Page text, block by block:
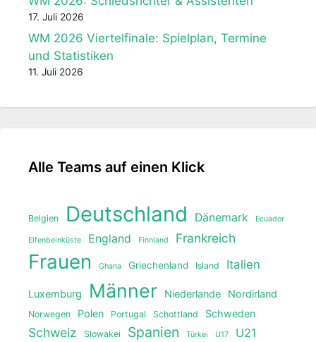
17. Juli 2026
WM 2026 Viertelfinale: Spielplan, Termine
und Statistiken
11. Juli 2026
Alle Teams auf einen Klick
Belgien Deutschland Dänemark Ecuador
Elfenbeinküste England Finnland Frankreich
Frauen Ghana Griechenland Island Italien
Luxemburg Männer Niederlande Nordirland
Norwegen Polen Portugal Schottland Schweden
Schweiz Slowakei Spanien Türkei U17 U21